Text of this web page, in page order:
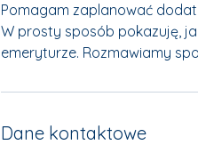
Pomagam zaplanować
W prosty sposób pokazuję,
emeryturze. Rozmawiamy
Dane kontaktowe